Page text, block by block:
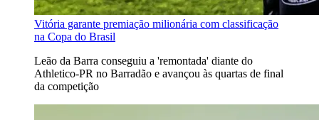
Vitória garante premiação milionária com classificação
na Copa do Brasil
Leão da Barra conseguiu a 'remontada' diante do
Athletico-PR no Barradão e avançou às quartas de final
da competição